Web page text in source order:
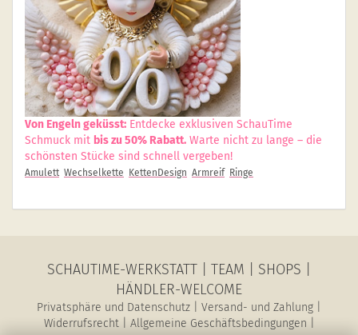
Von Engeln geküsst: Entdecke exklusiven SchauTime
Schmuck mit bis zu 50% Rabatt. Warte nicht zu lange – die
schönsten Stücke sind schnell vergeben!
Amulett Wechselkette KettenDesign Armreif Ringe
SCHAUTIME-WERKSTATT TEAM SHOPS
HÄNDLER-WELCOME
Privatsphäre und Datenschutz Versand- und Zahlung
Widerrufsrecht| Allgemeine Geschäftsbedingungen